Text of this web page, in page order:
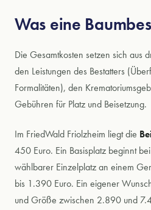
Was eine
Die Gesamtkosten setzen sich aus
den Leistungen des Bestatters
Formalitäten), den
Gebühren für Platz und Beisetzung.
Im FriedWald Friolzheim liegt die
450 Euro. Ein Basisplatz beginnt
wählbarer Einzelplatz an einem
bis 1.390 Euro. Ein eigener
und Größe zwischen 2.890 und